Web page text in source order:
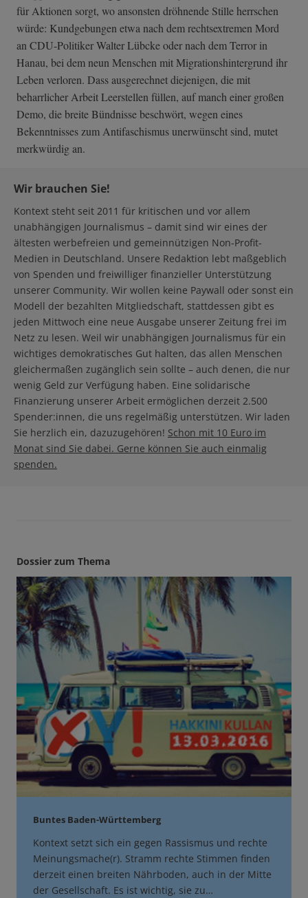
für Aktionen sorgt, wo ansonsten dröhnende Stille herrschen
würde: Kundgebungen etwa nach dem rechtsextremen Mord
an CDU-Politiker Walter Lübcke oder nach dem Terror in
Hanau, bei dem neun Menschen mit Migrationshintergrund ihr
Leben verloren. Dass ausgerechnet diejenigen, die mit
beharrlicher Arbeit Leerstellen füllen, auf manch einer großen
Demo, die breite Bündnisse beschwört, wegen eines
Bekenntnisses zum Antifaschismus unerwünscht sind, mutet
merkwürdig an.
Wir brauchen Sie!
Kontext steht seit 2011 für kritischen und vor allem
unabhängigen Journalismus – damit sind wir eines der
ältesten werbefreien und gemeinnützigen Non-Profit-
Medien in Deutschland. Unsere Redaktion lebt maßgeblich
von Spenden und freiwilliger finanzieller Unterstützung
unserer Community. Wir wollen keine Paywall oder sonst ein
Modell der bezahlten Mitgliedschaft, stattdessen gibt es
jeden Mittwoch eine neue Ausgabe unserer Zeitung frei im
Netz zu lesen. Weil wir unabhängigen Journalismus für ein
wichtiges demokratisches Gut halten, das allen Menschen
gleichermaßen zugänglich sein sollte – auch denen, die nur
wenig Geld zur Verfügung haben. Eine solidarische
Finanzierung unserer Arbeit ermöglichen derzeit 2.500
Spender:innen, die uns regelmäßig unterstützen. Wir laden
Sie herzlich ein, dazuzugehören! Schon mit 10 Euro im
Monat sind Sie dabei. Gerne können Sie auch einmalig
spenden.
Dossier zum Thema
Buntes Baden-Württemberg
Kontext setzt sich ein gegen Rassismus und rechte
Meinungsmache(r). Stramm rechte Stimmen finden
derzeit einen breiten Nährboden, auch in der Mitte
der Gesellschaft. Es ist wichtig, sie zu…